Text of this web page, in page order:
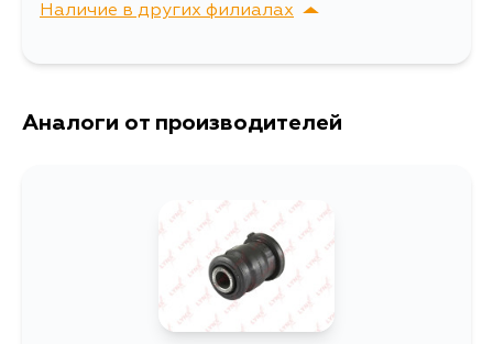
Наличие в других филиалах
г. Владивосток,
Аналоги от производителей